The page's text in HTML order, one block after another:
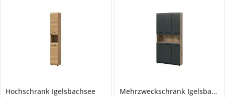
Hochschrank Igelsbachsee
Mehrzweckschrank Igelsbachsee